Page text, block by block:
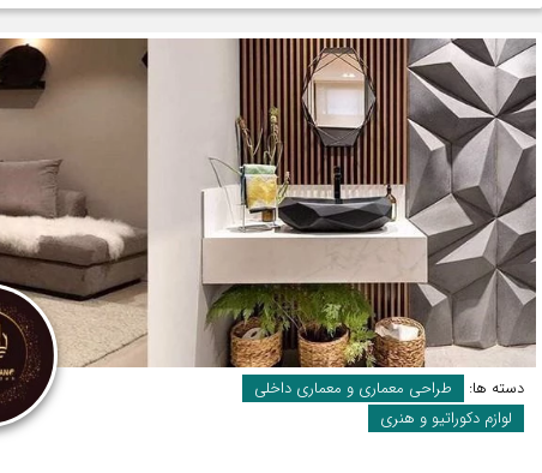
دسته ها:
طراحی معماری و معماری داخلی
لوازم دکوراتیو و هنری